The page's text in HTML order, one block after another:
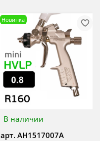
В наличии
Новинка
арт. AH1517007A